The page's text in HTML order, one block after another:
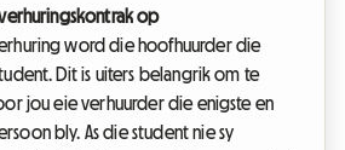
op
word die hoofhuurder die
Dit is uiters belangrik om te
jou eie verhuurder die enigste en
bly. As die student nie sy